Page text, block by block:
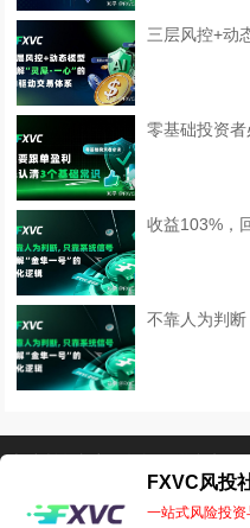
三层风控+动
零基础投资
收益103%，
不靠人为判
本站所有文章、数据仅供参考
我们！邮箱
Copyright © 2024 FXVC社区
FXVC风投
一站式风险投